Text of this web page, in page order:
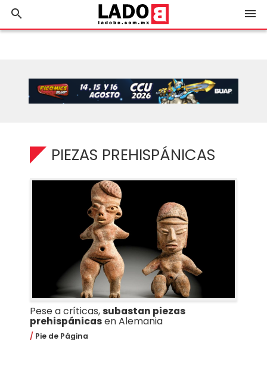
search menu
PIEZAS PREHISPÁNICAS
Pese a críticas,subastan piezas
prehispánicasen Alemania
Pie de Página